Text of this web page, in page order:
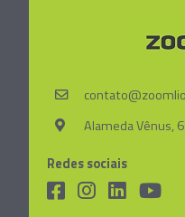
Alameda Vênus,
Redes sociais